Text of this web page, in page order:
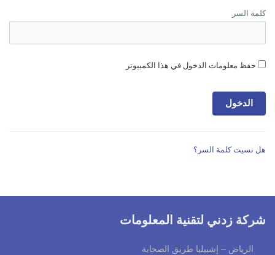
كلمة السر
حفظ معلومات الدخول في هذا الكمبيوتر
هل نسيت كلمة السر؟
شركة زدني لتقنية المعلومات
الرياض – إشبيليا طريق الصحابة